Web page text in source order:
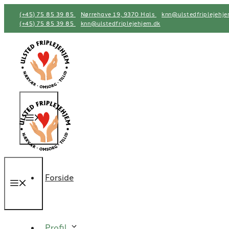
indhold
(+45) 75 85 39 85 Nørrehave 19, 9370 Hals
(+45) 75 85 39 85
knn@ulstedfriplejehjem.dk
Menu
Forside
Menu